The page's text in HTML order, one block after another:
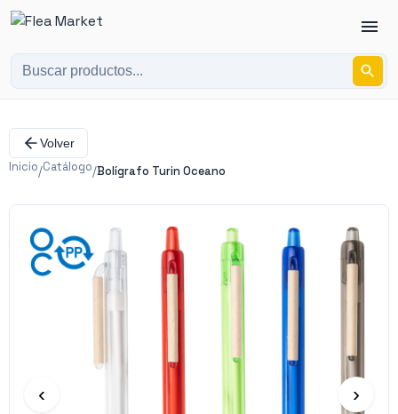
Volver
Inicio/Catálogo/Bolígrafo Turin Oceano
‹ ›